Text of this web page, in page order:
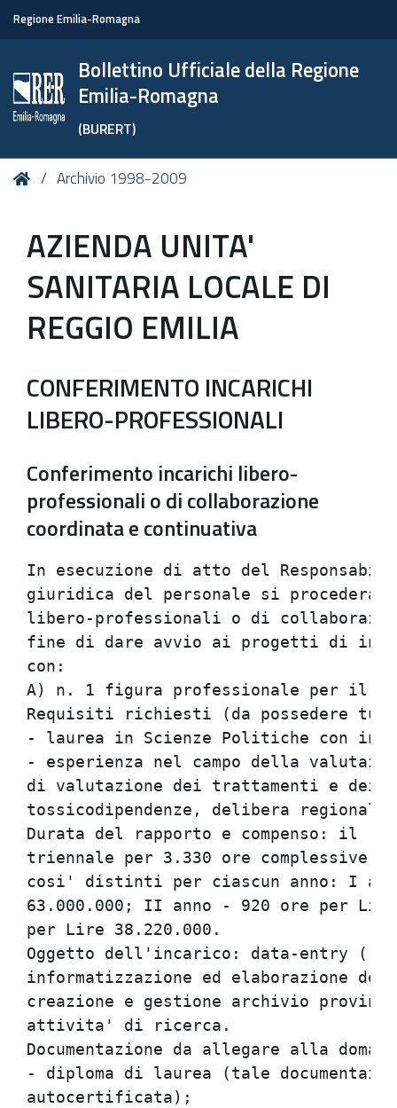
Regione Emilia-Romagna
Bollettino Ufficiale della Regione
Emilia-Romagna
(BURERT)
Tu HomeArchivio 1998-2009
AZIENDA UNITA'
SANITARIA LOCALE DI
REGGIO EMILIA
CONFERIMENTO INCARICHI
LIBERO-PROFESSIONALI
Conferimento incarichi libero-
professionali o di collaborazione
coordinata e continuativa
In esecuzione di atto del Responsabile del Servizio Gestione                    
giuridica del personale si procedera' all'attivazione di incarichi              
libero-professionali o di collaborazione coordinata e continuativa al           
fine di dare avvio ai progetti di intervento per la lotta alla droga            
con:                                                                            
A) n. 1 figura professionale per il progetto Valutazione                        
Requisiti richiesti (da possedere tutti contemporaneamente):                    
- laurea in Scienze Politiche con indirizzo politico sociale;                   
- esperienza nel campo della valutazione dei SERT (Progetto regionale           
di valutazione dei trattamenti e dei Servizi per le                             
tossicodipendenze, delibera regionale 1905/97).                                 
Durata del rapporto e compenso: il rapporto instaurato avra' durata             
triennale per 3.330 ore complessive e un compenso di Lire 139.860.000           
cosi' distinti per ciascun anno: I anno - 1.500 ore per Lire                    
63.000.000; II anno - 920 ore per Lire 38.640.000; III anno - 910 ore           
per Lire 38.220.000.                                                            
Oggetto dell'incarico: data-entry (raccolta, controllo qualita',                
informatizzazione ed elaborazione dei dati), consulenza ai Servizi,             
creazione e gestione archivio provinciale, reportistica periodica,              
attivita' di ricerca.                                                           
Documentazione da allegare alla domanda:                                        
- diploma di laurea (tale documentazione potra' essere                          
autocertificata);                                                               
- curriculum professionale sottoscritto.                                        
B) n. 1 figura professionale per il progetto Unificazione Centro                
Documentazione                                                                  
Requisiti richiesti (da possedere tutti contemporaneamente):                    
- laurea in Psicologia;                                                         
- iscrizione al relativo Albo professionale;                                    
- esperienza nell'ambito di progetti europei sui trattamenti della              
tossicodipendenza;                                                              
- comprovata capacita' nella redazione e nel coordinamento di testi e           
documenti nell'ambito delle dipendenze patologiche.                             
Durata del rapporto e compenso: il rapporto instaurato avra' durata             
triennale per 1.710 ore complessive e un compenso di Lire 60.000.000            
distinti in parti uguali per ciascun anno (570 ore/anno per 20                  
milioni/anno).                                                                  
Oggetto dell'incarico: acquisizione, analisi e organizzazione del               
materiale scientifico e conseguente diffusione del medesimo ai                  
soggetti interessati (in particolare collegamento con i membri del              
CTT e DDP); partecipazione alle attivita' previste dai progetti                 
europei di interesse del Dipartimento Dipendenze Patologiche.                   
Documentazione da allegare alla domanda:                                        
- diploma di laurea ed iscrizione all'Albo (tale documentazione                 
potra' essere autocertificata);                                                 
- curriculum professionale sottoscritto.                                        
C) n. 1 figura professionale per il progetto Yellow Submarine                   
Requisiti richiesti (da possedere tutti contemporaneamente):                    
- laurea in Psicologia;                                                         
- iscrizione al relativo Albo professionale;                                    
- pregresse esperienze di lavoro con consumatori di nuove droghe e in           
particolare, lavoro con Unita' mobili e presso Centri d'ascolto.                
Durata del rapporto e compenso: il rapporto instaurato avra' durata             
triennale per 1.140 ore complessive e un compenso di Lire 40.000.000            
distinti in parti uguali per ciascun anno (380 ore/anno per                     
13.333.000/anno).